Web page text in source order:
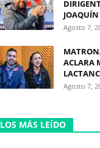
Agosto 7,
ACLARA
Agosto 7,
LOS MÁS LEÍDO